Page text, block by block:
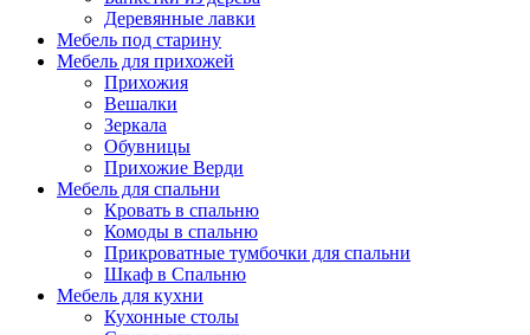
Деревянные лавки
Мебель под старину
Мебель для прихожей
Прихожия
Вешалки
Зеркала
Обувницы
Прихожие Верди
Мебель для спальни
Кровать в спальню
Комоды в спальню
Прикроватные тумбочки для спальни
Шкаф в Спальню
Мебель для кухни
Кухонные столы